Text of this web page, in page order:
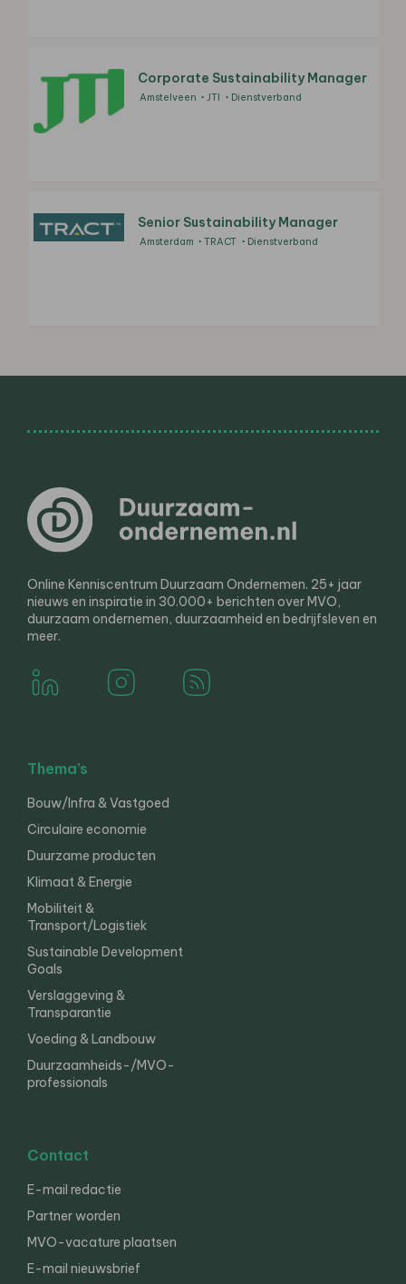
Corporate Sustainability Manager
Amstelveen JTI Dienstverband
Senior Sustainability Manager
Amsterdam TRACT Dienstverband
Online Kenniscentrum Duurzaam Ondernemen. 25+ jaar
nieuws en inspiratie in 30.000+ berichten over MVO,
duurzaam ondernemen, duurzaamheid en bedrijfsleven en
meer.
Thema’s
Bouw/Infra & Vastgoed
Circulaire economie
Duurzame producten
Klimaat & Energie
Mobiliteit &
Transport/Logistiek
Sustainable Development
Goals
Verslaggeving &
Transparantie
Voeding & Landbouw
Duurzaamheids-/MVO-
professionals
Contact
E-mail redactie
Partner worden
MVO-vacature plaatsen
E-mail nieuwsbrief